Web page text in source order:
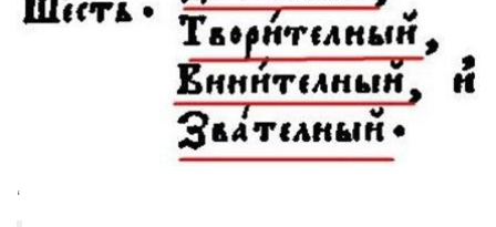
‘